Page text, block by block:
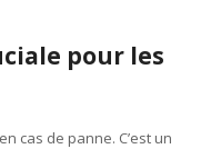
pour les
cas de panne. C’est un